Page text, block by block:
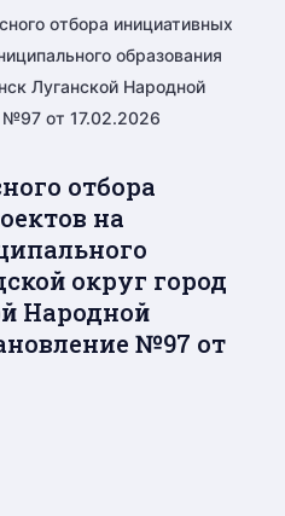
отбора инициативных
образования
Луганской Народной
№97 от 17.02.2026
отбора
на
округ город
Народной
№97 от